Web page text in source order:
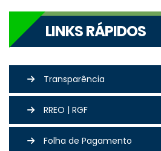
LINKS RÁPIDOS
Transparência
RREO | RGF
Folha de Pagamento